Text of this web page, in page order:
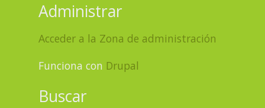
Administrar
Acceder a la Zona de administración
Funciona con Drupal
Buscar